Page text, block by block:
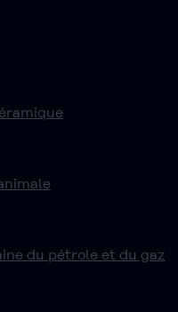
du pétrole et du gaz